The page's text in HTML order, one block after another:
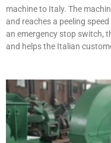
machine to Italy. The
and reaches a peeling
an emergency stop switch,
and helps the Italian